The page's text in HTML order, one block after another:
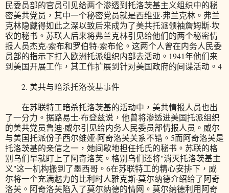
民委员部的官员引见给两个渗透到托洛茨基主义组织中的秘
密美共党员，其中一个秘密党员就是西维亚·弗兰克林。弗兰
克林隐藏得如此之深以致后来成为了美共托派领袖詹姆斯·坎
农的秘书。苏联人后来将弗兰克林引见给他们的两个秘密情
报人员杰克·索布和罗伯特·索布伦。这两个人曾在内务人民委
员部的指示下打入欧洲托派组织内部去活动。1941年他们来
到美国开展工作，其工作扩展到针对美国政府的间谍活动。4
2. 美共与暗杀托洛茨基事件
在苏联特工暗杀托洛茨基的活动中，美共情报人员也出
了一分力。据路易士·布登兹说，他曾将渗透进美国托派组织
的美共党员鲁迪·威尔引见给内务人民委员部情报人员。威尔
与美国托派份子西尔维娅·阿奇洛芙关系不错。5而阿奇洛芙是
托洛茨基的亲信之一，她间歇地担任托氏的秘书。苏联的格
别乌们早就盯上了阿奇洛芙。格别乌们还将"消灭托洛茨基主
义"这一机构搬到了墨西哥。6在苏联特工的精心安排下，威
尔将一个充满魅力的比利时人雅克斯·莫尔纳德介绍给了阿奇
洛芙。阿奇洛芙陷入了莫尔纳德的情网。莫尔纳德利用阿奇